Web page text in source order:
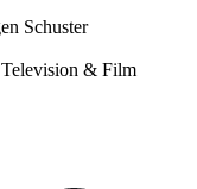
Schuster
& Film